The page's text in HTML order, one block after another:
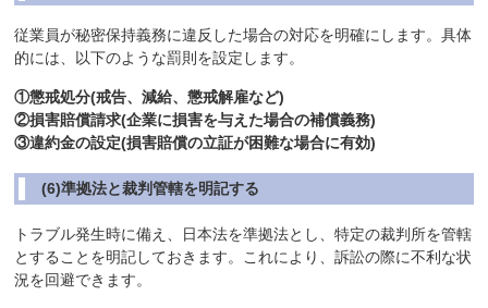
従業員が秘密保持義務に違反した場合の対応を明確にします。具体
的には、以下のような罰則を設定します。
①懲戒処分(戒告、減給、懲戒解雇など)
②損害賠償請求(企業に損害を与えた場合の補償義務)
③違約金の設定(損害賠償の立証が困難な場合に有効)
(6)準拠法と裁判管轄を明記する
トラブル発生時に備え、日本法を準拠法とし、特定の裁判所を管轄
とすることを明記しておきます。これにより、訴訟の際に不利な状
況を回避できます。